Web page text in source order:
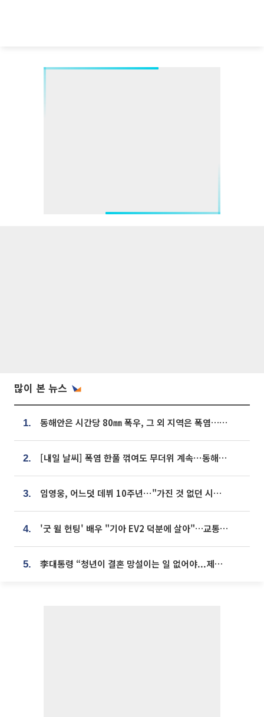
많이 본 뉴스
1. 동해안은 시간당 80㎜ 폭우, 그 외 지역은 폭염…‘극과 극 날씨’
2. [내일 날씨] 폭염 한풀 꺾여도 무더위 계속⋯동해안 이틀 연속 비
3. 임영웅, 어느덧 데뷔 10주년⋯"가진 것 없던 시절, 내 앞엔 20명의 팬뿐"
4. '굿 윌 헌팅' 배우 "기아 EV2 덕분에 살아"…교통사고 후 안전성 극찬
5. 李대통령 “청년이 결혼 망설이는 일 없어야...제도상 불이익 조사”